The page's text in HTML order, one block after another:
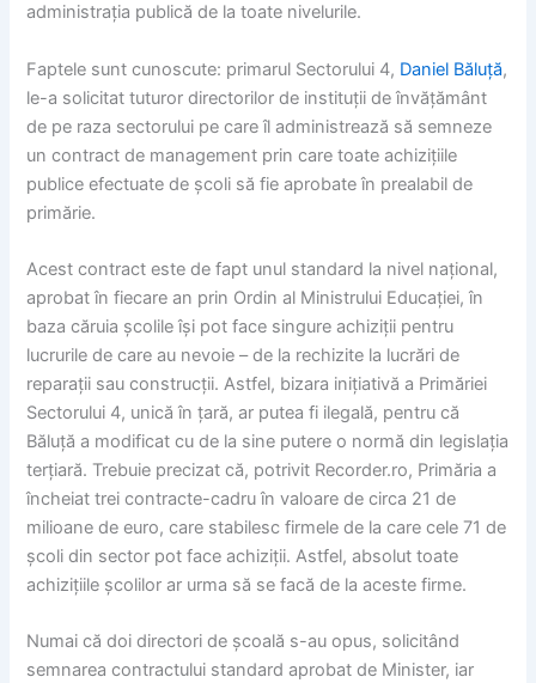
administrația publică de la toate nivelurile.
Faptele sunt cunoscute: primarul Sectorului 4, Daniel Băluță,
le-a solicitat tuturor directorilor de instituții de învățământ
de pe raza sectorului pe care îl administrează să semneze
un contract de management prin care toate achizițiile
publice efectuate de școli să fie aprobate în prealabil de
primărie.
Acest contract este de fapt unul standard la nivel național,
aprobat în fiecare an prin Ordin al Ministrului Educației, în
baza căruia școlile își pot face singure achiziții pentru
lucrurile de care au nevoie – de la rechizite la lucrări de
reparații sau construcții. Astfel, bizara inițiativă a Primăriei
Sectorului 4, unică în țară, ar putea fi ilegală, pentru că
Băluță a modificat cu de la sine putere o normă din legislația
terțiară. Trebuie precizat că, potrivit Recorder.ro, Primăria a
încheiat trei contracte-cadru în valoare de circa 21 de
milioane de euro, care stabilesc firmele de la care cele 71 de
școli din sector pot face achiziții. Astfel, absolut toate
achizițiile școlilor ar urma să se facă de la aceste firme.
Numai că doi directori de școală s-au opus, solicitând
semnarea contractului standard aprobat de Minister, iar